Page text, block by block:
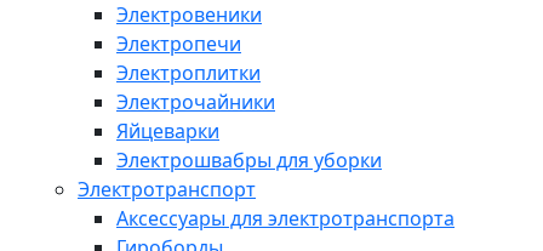
Электровеники
Электропечи
Электроплитки
Электрочайники
Яйцеварки
Электрошвабры для уборки
Электротранспорт
Аксессуары для электротранспорта